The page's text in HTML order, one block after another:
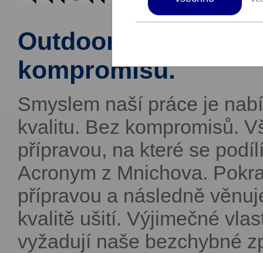
Outdoorové
kompromisů.
Smyslem naší práce je
kvalitu. Bez kompromisů.
přípravou, na které se
Acronym z Mnichova.
přípravou a následně
kvalitě ušití. Výjimečné
vyžadují naše bezchybné